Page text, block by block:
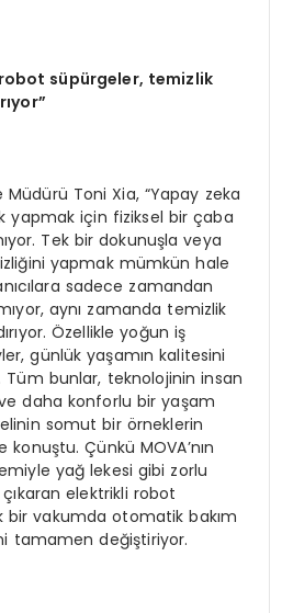
süpürgeler, temizlik
rıyor”
Müdürü Toni Xia, “Yapay zeka
yapmak için fiziksel bir çaba
Tek bir dokunuşla veya
yapmak mümkün hale
sadece zamandan
aynı zamanda temizlik
Özellikle yoğun iş
günlük yaşamın kalitesini
Tüm bunlar, teknolojinin insan
daha konforlu bir yaşam
somut bir örneklerin
konuştu. Çünkü MOVA’nın
yağ lekesi gibi zorlu
elektrikli robot
bir vakumda otomatik bakım
tamamen değiştiriyor.